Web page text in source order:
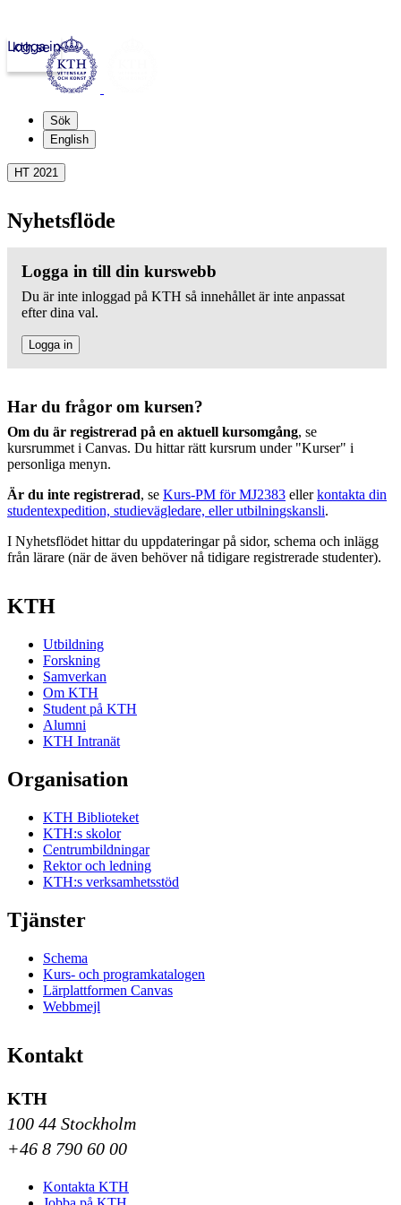
kth.se
Logga in
Sök
English
HT 2021
Nyhetsflöde
Logga in till din kurswebb
Du är inte inloggad på KTH så innehållet är inte anpassat
efter dina val.
Logga in
Har du frågor om kursen?
Om du är registrerad på en aktuell kursomgång, se
kursrummet i Canvas. Du hittar rätt kursrum under "Kurser" i
personliga menyn.
Är du inte registrerad, se Kurs-PM för MJ2383 ellerkontakta din
studentexpedition, studievägledare, eller utbilningskansli.
I Nyhetsflödet hittar du uppdateringar på sidor, schema och inlägg
från lärare (när de även behöver nå tidigare registrerade studenter).
KTH
Utbildning
Forskning
Samverkan
Om KTH
Student på KTH
Alumni
KTH Intranät
Organisation
KTH Biblioteket
KTH:s skolor
Centrumbildningar
Rektor och ledning
KTH:s verksamhetsstöd
Tjänster
Schema
Kurs- och programkatalogen
Lärplattformen Canvas
Webbmejl
Kontakt
KTH
100 44 Stockholm
+46 8 790 60 00
Kontakta KTH